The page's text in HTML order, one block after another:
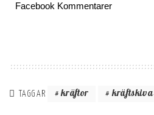
Facebook Kommentarer
TAGGAR kräftor kräftskiva